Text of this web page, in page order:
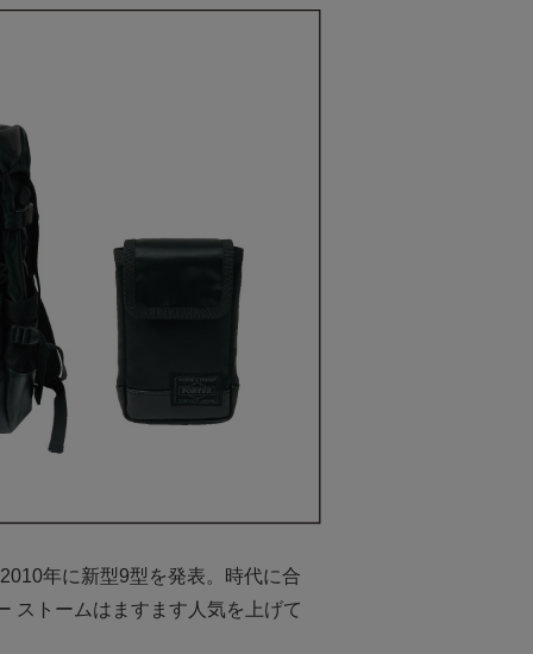
年に新型9型を発表。時代に合
ストームはますます人気を上げて